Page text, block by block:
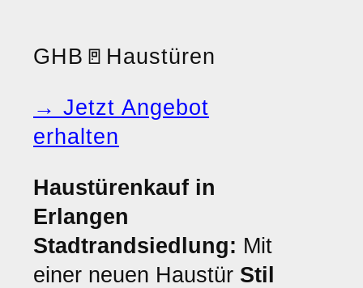
GHB 🚪 Haustüren
→ Jetzt Angebot
erhalten
Haustürenkauf in
Erlangen
Stadtrandsiedlung: Mit
einer neuen Haustür Stil